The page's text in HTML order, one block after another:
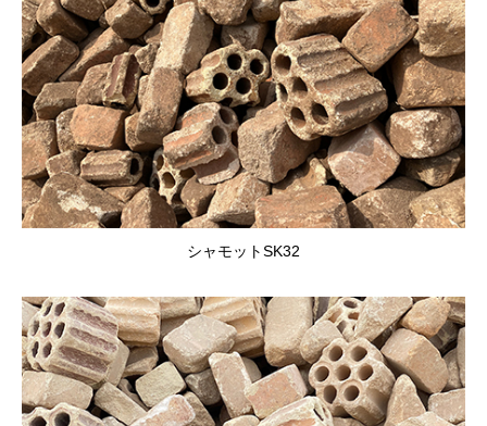
シャモットSK32